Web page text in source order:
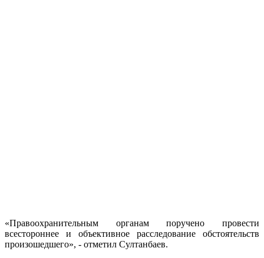
«Правоохранительным органам поручено провести
всестороннее и объективное расследование обстоятельств
произошедшего», - отметил Султанбаев.